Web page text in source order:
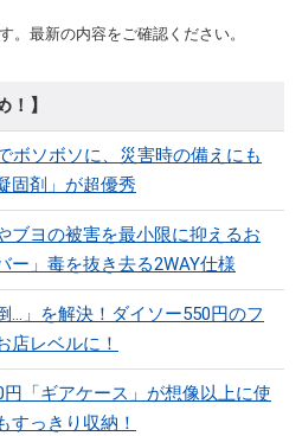
。最新の内容をご確認ください。
！】
ボソボソに、災害時の備えにも
固剤」が超優秀
ブヨの被害を最小限に抑えるお
ー」毒を抜き去る2WAY仕様
…」を解決！ダイソー550円のフ
店レベルに！
円「ギアケース」が想像以上に使
すっきり収納！